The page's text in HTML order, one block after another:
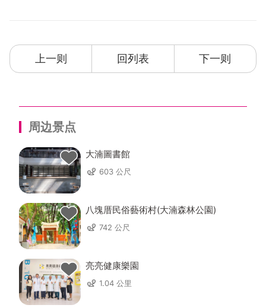
上一则 回列表 下一则
周边景点
大湳圖書館
603 公尺
八塊厝民俗藝術村(大湳森林公園)
742 公尺
亮亮健康樂園
1.04 公里